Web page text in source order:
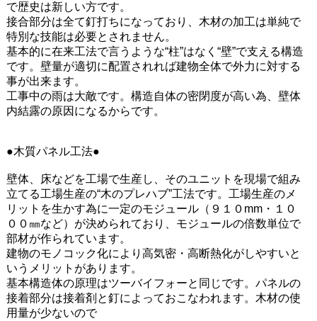
で歴史は新しい方です。
接合部分は全て釘打ちになっており、木材の加工は単純で
特別な技能は必要とされません。
基本的に在来工法で言うような“柱”はなく“壁”で支える構造
です。壁量が適切に配置されれば建物全体で外力に対する
事が出来ます。
工事中の雨は大敵です。構造自体の密閉度が高い為、壁体
内結露の原因になるからです。
●木質パネル工法●
壁体、床などを工場で生産し、そのユニットを現場で組み
立てる工場生産の“木のプレハブ”工法です。工場生産のメ
リットを生かす為に一定のモジュール（９１０mm・１０
００㎜など）が決められており、モジュールの倍数単位で
部材が作られています。
建物のモノコック化により高気密・高断熱化がしやすいと
いうメリットがあります。
基本構造体の原理はツーバイフォーと同じです。パネルの
接着部分は接着剤と釘によっておこなわれます。木材の使
用量が少ないので